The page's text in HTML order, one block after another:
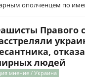
ополченцем по
Правого
людей
мнение / Украина